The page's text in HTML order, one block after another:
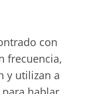
con
frecuencia,
y utilizan a